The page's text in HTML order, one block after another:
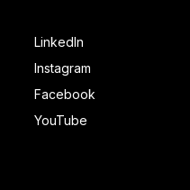
LinkedIn
Instagram
Facebook
YouTube